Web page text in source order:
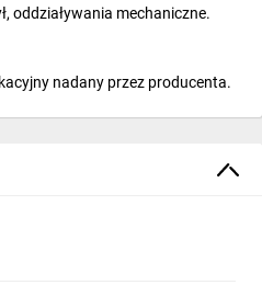
oddziaływania mechaniczne.
nadany przez producenta.
systemem ochronnm stałej